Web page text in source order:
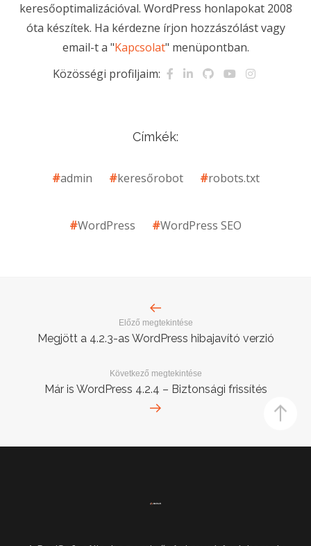
keresőoptimalizációval. WordPress honlapokat 2008
óta készítek. Ha kérdezne írjon hozzászólást vagy
email-t a "Kapcsolat" menüpontban.
Közösségi profiljaim:
Címkék:
admin keresőrobot robots.txt
WordPress WordPress SEO
Előző megtekintése
Megjött a 4.2.3-as WordPress hibajavító verzió
Következő megtekintése
Már is WordPress 4.2.4 – Biztonsági frissítés